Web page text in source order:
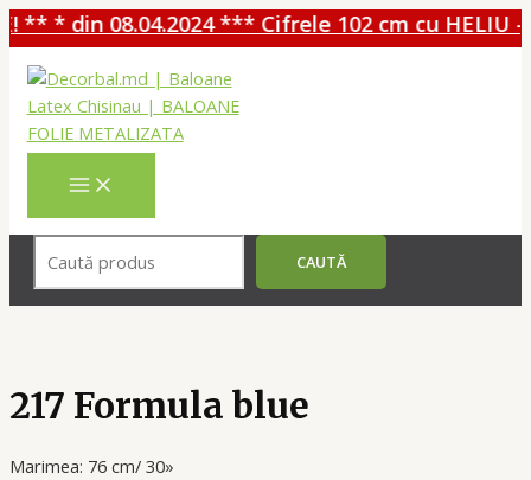
** * din 08.04.2024 *** Cifrele 102 cm cu HELIU -
Перейти
содержимому
MAIN
MENU
CAUTĂ
217 Formula blue
Marimea: 76 cm/ 30»